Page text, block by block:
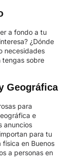
a fondo a tu
¿Dónde
necesidades
tengas sobre
Geográfica
para
e
anuncios
para tu
física en Buenos
a personas en